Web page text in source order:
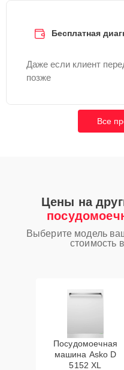
Бесплатная
Даже если клиент
позже
Все
Цены на
Выберите модель
стоимость
Посудомоечная
машина Asko D
5152 XL